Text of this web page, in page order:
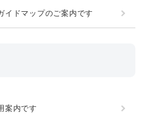
イドマップのご案内です
案内です